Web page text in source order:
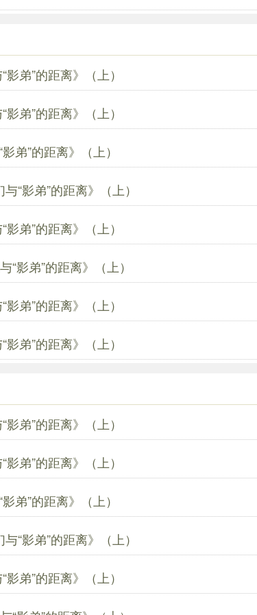
弟”的距离》（上）
弟”的距离》（上）
弟”的距离》（上）
“影弟”的距离》（上）
弟”的距离》（上）
“影弟”的距离》（上）
弟”的距离》（上）
弟”的距离》（上）
弟”的距离》（上）
弟”的距离》（上）
弟”的距离》（上）
“影弟”的距离》（上）
弟”的距离》（上）